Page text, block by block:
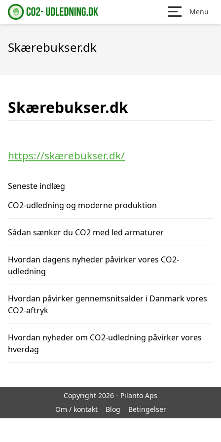
Menu
Skærebukser.dk
Skærebukser.dk
https://skærebukser.dk/
Seneste indlæg
CO2-udledning og moderne produktion
Sådan sænker du CO2 med led armaturer
Hvordan dagens nyheder påvirker vores CO2-
udledning
Hvordan påvirker gennemsnitsalder i Danmark vores
CO2-aftryk
Hvordan nyheder om CO2-udledning påvirker vores
hverdag
Copyright 2026 - Pilanto Aps
Om / kontakt
Blog Betingelser